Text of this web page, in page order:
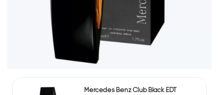
Mercedes Benz Club Black EDT